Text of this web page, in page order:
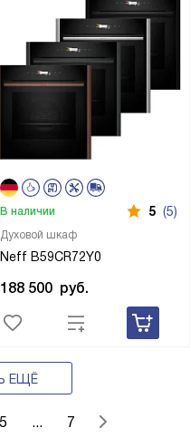
Духовой шкаф
Neff B59CR72Y0
В наличии 5 (5)
188 500 руб.
ЕЩЁ
5 ... 7